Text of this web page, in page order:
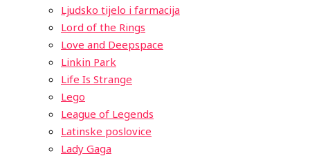
Ljudsko tijelo i farmacija
Lord of the Rings
Love and Deepspace
Linkin Park
Life Is Strange
Lego
League of Legends
Latinske poslovice
Lady Gaga